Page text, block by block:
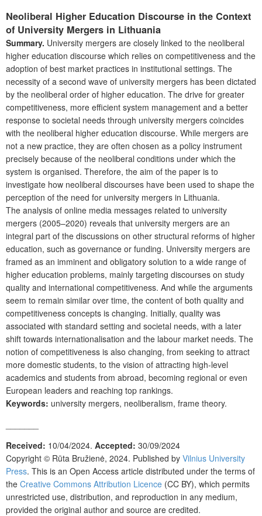
Neoliberal Higher Education Discourse in the Context
of University Mergers in Lithuania
Summary. University mergers are closely linked to the neoliberal
higher education discourse which relies on competitiveness and the
adoption of best market practices in institutional settings. The
necessity of a second wave of university mergers has been dictated
by the neoliberal order of higher education. The drive for greater
competitiveness, more efficient system management and a better
response to societal needs through university mergers coincides
with the neoliberal higher education discourse. While mergers are
not a new practice, they are often chosen as a policy instrument
precisely because of the neoliberal conditions under which the
system is organised. Therefore, the aim of the paper is to
investigate how neoliberal discourses have been used to shape the
perception of the need for university mergers in Lithuania.
The analysis of online media messages related to university
mergers (2005–2020) reveals that university mergers are an
integral part of the discussions on other structural reforms of higher
education, such as governance or funding. University mergers are
framed as an imminent and obligatory solution to a wide range of
higher education problems, mainly targeting discourses on study
quality and international competitiveness. And while the arguments
seem to remain similar over time, the content of both quality and
competitiveness concepts is changing. Initially, quality was
associated with standard setting and societal needs, with a later
shift towards internationalisation and the labour market needs. The
notion of competitiveness is also changing, from seeking to attract
more domestic students, to the vision of attracting high-level
academics and students from abroad, becoming regional or even
European leaders and reaching top rankings.
Keywords: university mergers, neoliberalism, frame theory.
Received: 10/04/2024. Accepted: 30/09/2024
Copyright © Rūta Bružienė, 2024. Published by Vilnius University
Press. This is an Open Access article distributed under the terms of
the Creative Commons Attribution Licence (CC BY), which permits
unrestricted use, distribution, and reproduction in any medium,
provided the original author and source are credited.